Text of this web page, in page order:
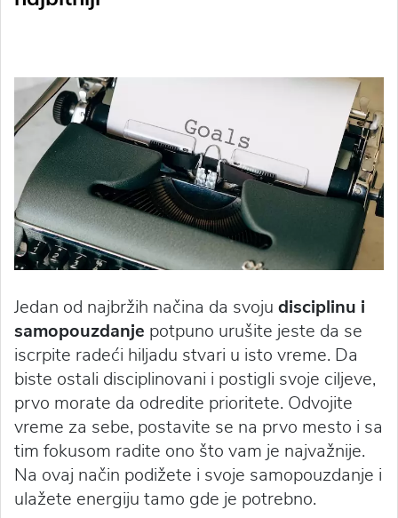
Jedan od najbržih načina da svoju disciplinu i
samopouzdanje potpuno urušite jeste da se
iscrpite radeći hiljadu stvari u isto vreme. Da
biste ostali disciplinovani i postigli svoje ciljeve,
prvo morate da odredite prioritete. Odvojite
vreme za sebe, postavite se na prvo mesto i sa
tim fokusom radite ono što vam je najvažnije.
Na ovaj način podižete i svoje samopouzdanje i
ulažete energiju tamo gde je potrebno.